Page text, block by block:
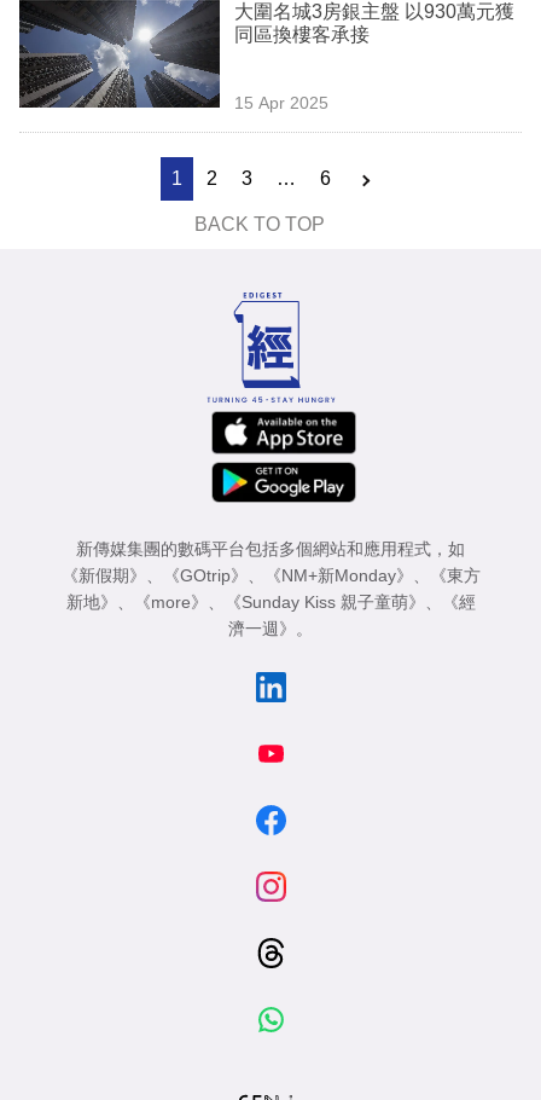
大圍名城3房銀主盤 以930萬元獲
同區換樓客承接
15 Apr 2025
1 2 3 … 6
BACK TO TOP
新傳媒集團的數碼平台包括多個網站和應用程式，如
《新假期》 、 《GOtrip》 、 《NM+新Monday》 、
《東方
新地》 、 《more》 、 《Sunday Kiss 親子童萌》 、
《經
濟一週》 。